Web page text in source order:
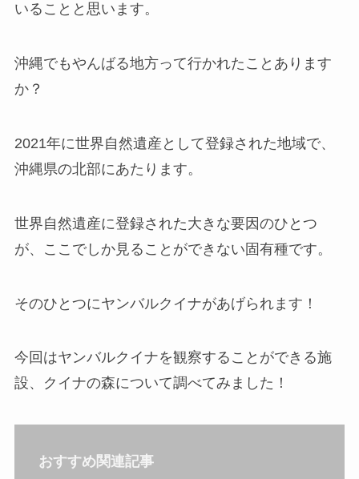
いることと思います。
沖縄でもやんばる地方って行かれたことあります
か？
2021年に世界自然遺産として登録された地域で、
沖縄県の北部にあたります。
世界自然遺産に登録された大きな要因のひとつ
が、ここでしか見ることができない固有種です。
そのひとつにヤンバルクイナがあげられます！
今回はヤンバルクイナを観察することができる施
設、クイナの森について調べてみました！
おすすめ関連記事